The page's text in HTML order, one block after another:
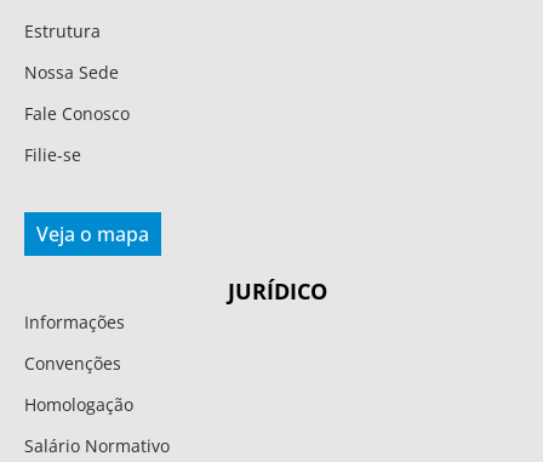
Estrutura
Nossa Sede
Fale Conosco
Filie-se
Veja o mapa
JURÍDICO
Informações
Convenções
Homologação
Salário Normativo